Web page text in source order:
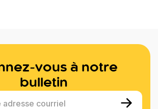
vous à notre
bulletin
adresse courriel